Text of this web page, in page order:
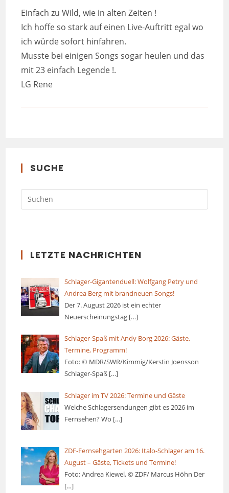
Einfach zu Wild, wie in alten Zeiten !
Ich hoffe so stark auf einen Live-Auftritt egal wo
ich würde sofort hinfahren.
Musste bei einigen Songs sogar heulen und das
mit 23 einfach Legende !.
LG Rene
SUCHE
LETZTE NACHRICHTEN
Schlager-Gigantenduell: Wolfgang Petry und
Andrea Berg mit brandneuen Songs!
Der 7. August 2026 ist ein echter
Neuerscheinungstag […]
Schlager-Spaß mit Andy Borg 2026: Gäste,
Termine, Programm!
Foto: © MDR/SWR/Kimmig/Kerstin Joensson
Schlager-Spaß […]
Schlager im TV 2026: Termine und Gäste
Welche Schlagersendungen gibt es 2026 im
Fernsehen? Wo […]
ZDF-Fernsehgarten 2026: Italo-Schlager am 16.
August – Gäste, Tickets und Termine!
Foto: Andrea Kiewel, © ZDF/ Marcus Höhn Der
[…]